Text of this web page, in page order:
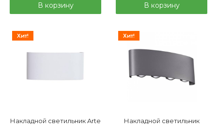
В корзину В корзину
Хит!
Накладной светильник Arte
Хит!
Накладной светильник